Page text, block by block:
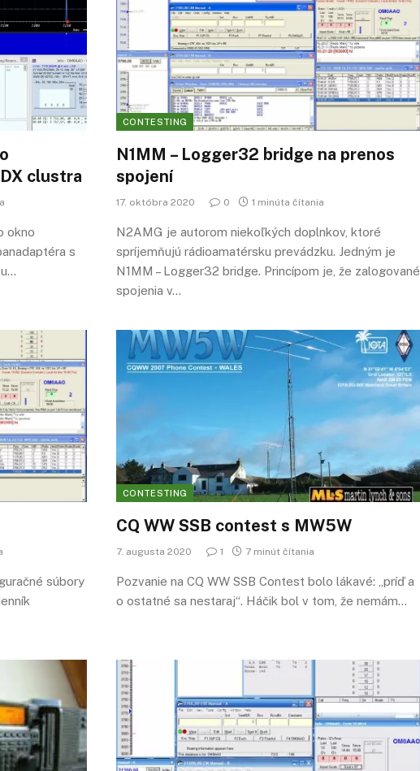
clustra
okno
s
CONTESTING
N1MM – Logger32 bridge na prenos
spojení
17. októbra 2020 0 1 minúta čítania
N2AMG je autorom niekoľkých doplnkov, ktoré
spríjemňujú rádioamatérsku prevádzku. Jedným je
N1MM – Logger32 bridge. Princípom je, že zalogované
spojenia v…
súbory
CONTESTING
CQ WW SSB contest s MW5W
7. augusta 2020 1 7 minút čítania
Pozvanie na CQ WW SSB Contest bolo lákavé: „príď a
o ostatné sa nestaraj“. Háčik bol v tom, že nemám…